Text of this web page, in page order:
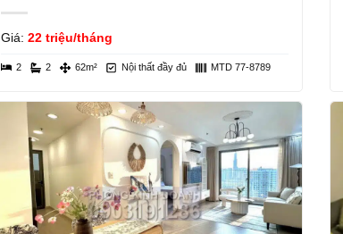
Giá:22 triệu/tháng
2 2 62m² Nội thất đầy đủ MTD 77-8789